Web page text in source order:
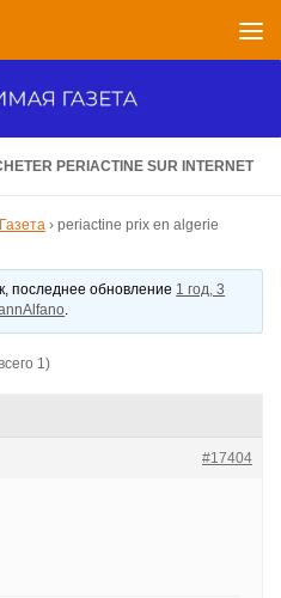
PERIACTINE SUR INTERNET
› periactine prix en algerie
последнее обновление 1 год, 3
.
1)
#17404